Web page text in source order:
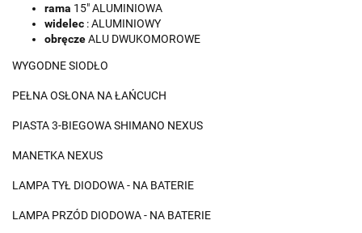
rama 15" ALUMINIOWA
widelec : ALUMINIOWY
obręczeALU DWUKOMOROWE
WYGODNE SIODŁO
PEŁNA OSŁONA NA ŁAŃCUCH
PIASTA 3-BIEGOWA SHIMANO NEXUS
MANETKA NEXUS
LAMPA TYŁ DIODOWA - NA BATERIE
LAMPA PRZÓD DIODOWA - NA BATERIE